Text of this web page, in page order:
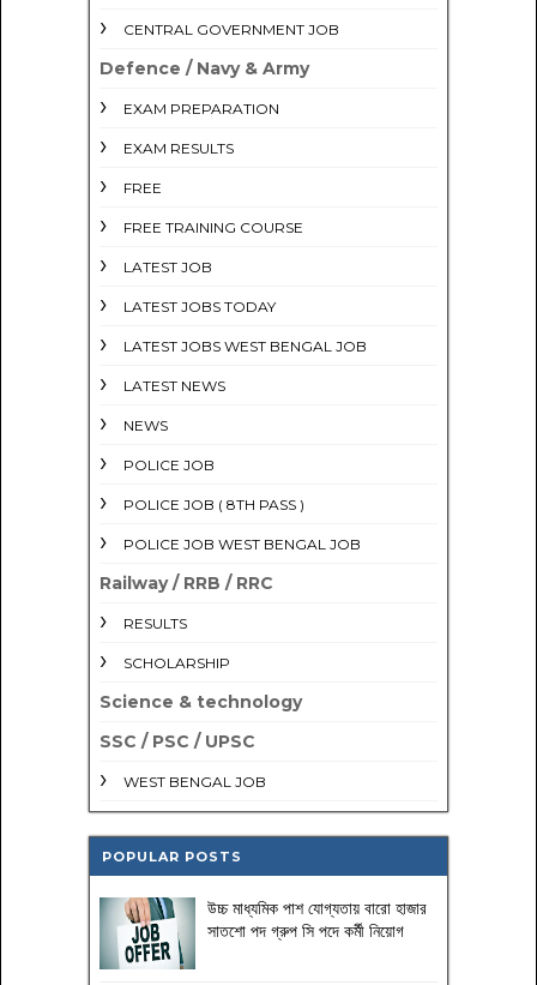
CENTRAL GOVERNMENT JOB
Defence / Navy & Army
EXAM PREPARATION
EXAM RESULTS
FREE
FREE TRAINING COURSE
LATEST JOB
LATEST JOBS TODAY
LATEST JOBS WEST BENGAL JOB
LATEST NEWS
NEWS
POLICE JOB
POLICE JOB ( 8TH PASS )
POLICE JOB WEST BENGAL JOB
Railway / RRB / RRC
RESULTS
SCHOLARSHIP
Science & technology
SSC / PSC / UPSC
WEST BENGAL JOB
POPULAR POSTS
উচ্চ মাধ্যমিক পাশ যোগ্যতায় বারো হাজার
সাতশো পদ গ্রুপ সি পদে কর্মী নিয়োগ